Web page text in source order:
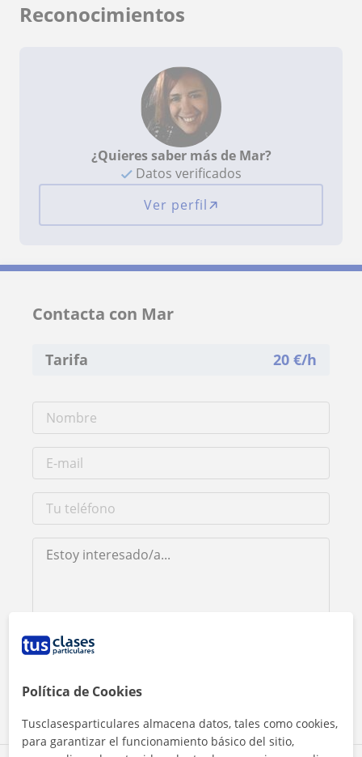
Reconocimientos
¿Quieres saber más de Mar?
Datos verificados
Ver perfil
Contacta con Mar
Tarifa 20 €/h
Al hacer clic, aceptas nuestro
Contactar ahora
Política de Cookies
Tusclasesparticulares almacena datos, tales como cookies,
para garantizar el funcionamiento básico del sitio,